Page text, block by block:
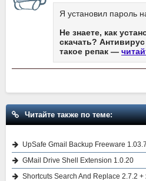
Я установил пароль
Не знаете, как
скачать?
такое репак —
Читайте также по теме:
UpSafe Gmail Backup Freeware
GMail Drive Shell Extension 1.0.20
Shortcuts Search And Replace 2.7.2 +